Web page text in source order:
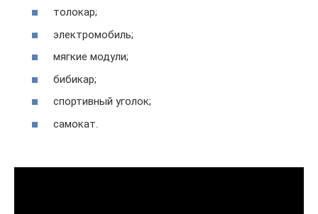
толокар;
электромобиль;
мягкие модули;
бибикар;
спортивный уголок;
самокат.